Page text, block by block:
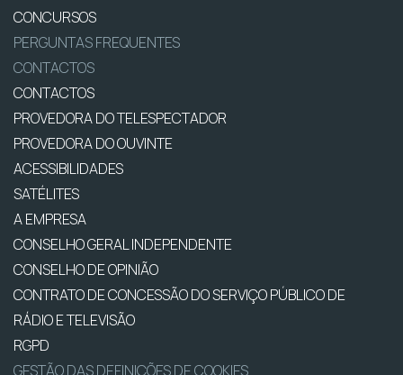
CONCURSOS
PERGUNTAS FREQUENTES
CONTACTOS
CONTACTOS
PROVEDORA DO TELESPECTADOR
PROVEDORA DO OUVINTE
ACESSIBILIDADES
SATÉLITES
A EMPRESA
CONSELHO GERAL INDEPENDENTE
CONSELHO DE OPINIÃO
CONTRATO DE CONCESSÃO DO SERVIÇO PÚBLICO DE
RÁDIO E TELEVISÃO
RGPD
GESTÃO DAS DEFINIÇÕES DE COOKIES